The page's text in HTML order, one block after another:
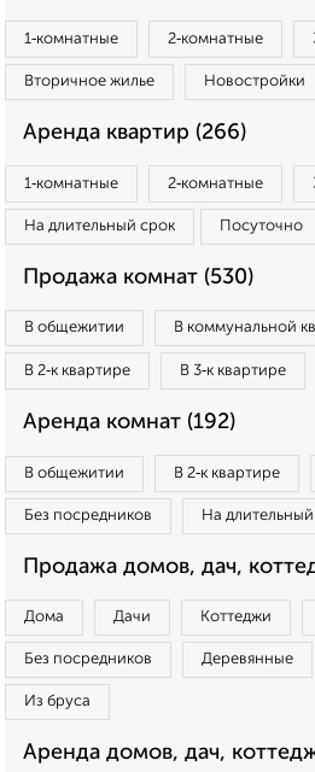
1‑комнатные 2‑комнатные
Вторичное жилье Новостройки
Аренда квартир (266)
1‑комнатные 2‑комнатные
На длительный срок Посуточно
Продажа комнат (530)
В общежитии В коммунальной
В 2‑к квартире В 3‑к квартире
Аренда комнат (192)
В общежитии В 2‑к квартире
Без посредников На
Продажа домов, дач,
Дома Дачи Коттеджи
Без посредников Деревянные
Из бруса
Аренда домов, дач,